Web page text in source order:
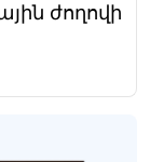
ժողովի